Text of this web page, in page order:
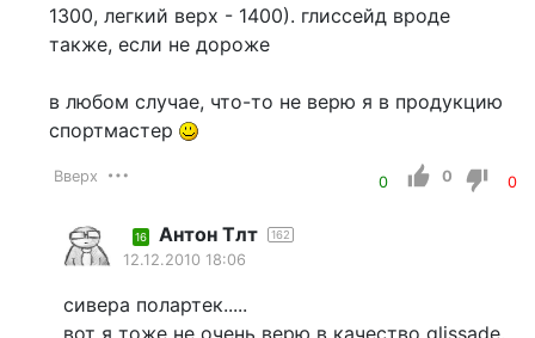
1300, легкий верх - 1400). глиссейд вроде
также, если не дороже
в любом случае, что-то не верю я в продукцию
спортмастер
Вверх 0 0 0
16 Антон Тлт 162
12.12.2010 18:06
сивера полартек.....
вот я тоже не очень верю в качество glissade,